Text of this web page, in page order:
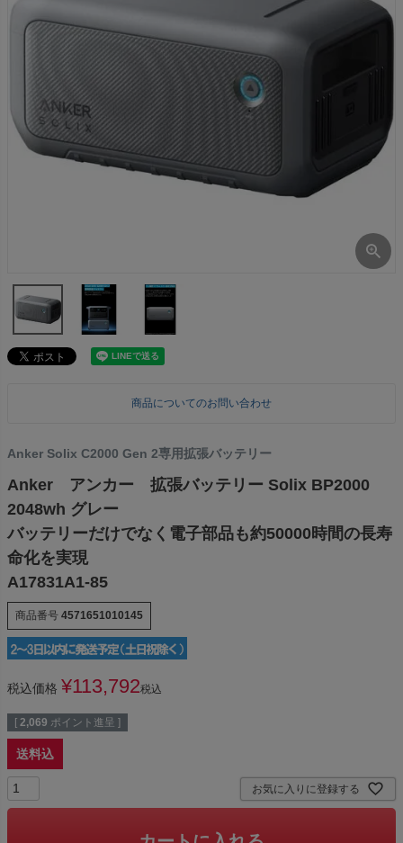
商品についてのお問い合わせ
Anker Solix C2000 Gen 2専用拡張バッテリー
Anker アンカー 拡張バッテリー Solix BP2000
2048wh グレー
バッテリーだけでなく電子部品も約50000時間の長寿
命化を実現
A17831A1-85
商品番号 4571651010145
税込価格 ¥113,792税込
[ 2,069 ポイント進呈 ]
送料込
お気に入りに登録する